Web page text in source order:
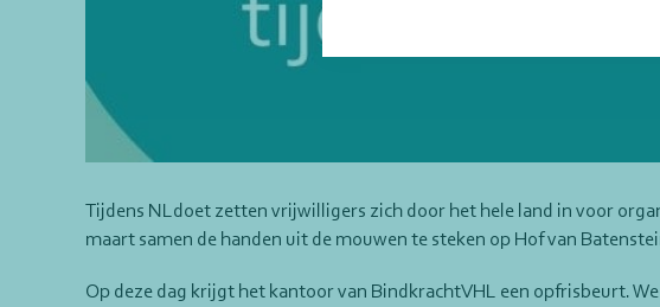
Tijdens NLdoet zetten vrijwilligers zich door het hele land in voor
maart samen de handen uit de mouwen te steken op Hof van
Op deze dag krijgt het kantoor van BindkrachtVHL een opfrisbeurt.